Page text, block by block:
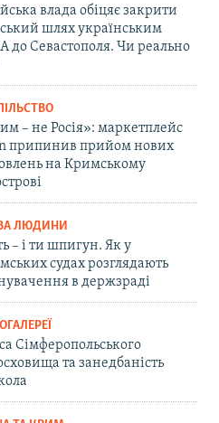
влада обіцяє закрити
шлях українським
до Севастополя. Чи реально
– не Росія»: маркетплейс
припинив прийом нових
на Кримському
ЛЮДИНИ
– і ти шпигун. Як у
судах розглядають
в держзраді
Сімферопольського
та занедбаність